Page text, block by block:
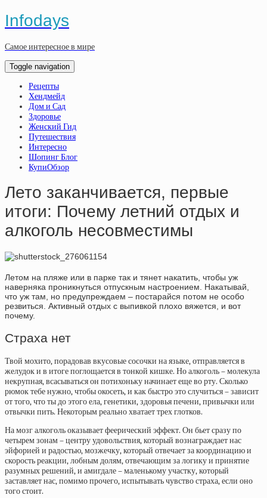
Infodays
Самое интересное в мире
Toggle navigation
Рецепты
Хендмейд
Дом и Сад
Здоровье
Женский Гид
Путешествия
Интересно
Шопинг Блог
КупиОбзор
Лето заканчивается, первые
итоги: Почему летний отдых и
алкоголь несовместимы
Летом на пляже или в парке так и тянет накатить, чтобы уж
наверняка проникнуться отпускным настроением. Накатывай,
что уж там, но предупреждаем – постарайся потом не особо
резвиться. Активный отдых с выпивкой плохо вяжется, и вот
почему.
Страха нет
Твой мохито, порадовав вкусовые сосочки на языке, отправляется в
желудок и в итоге поглощается в тонкой кишке. Но алкоголь – молекула
некрупная, всасываться он потихоньку начинает еще во рту. Сколько
рюмок тебе нужно, чтобы окосеть, и как быстро это случиться – зависит
от того, что ты до этого ела, генетики, здоровья печени, привычки или
отвычки пить. Некоторым реально хватает трех глотков.
На мозг алкоголь оказывает феерический эффект. Он бьет сразу по
четырем зонам – центру удовольствия, который вознаграждает нас
эйфорией и радостью, мозжечку, который отвечает за координацию и
скорость реакции, лобным долям, отвечающим за логику и принятие
разумных решений, и амигдале – маленькому участку, который
заставляет нас, помимо прочего, испытывать чувство страха, если оно
того стоит.